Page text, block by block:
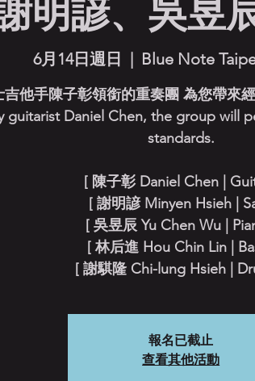
6月14日週日
  |
Blue Note
吉他手陳子彰領銜的重奏團 為您帶來
guitarist Daniel Chen, the group will
standards.
[ 陳子彰 Daniel Chen |
[ 謝明諺 Minyen Hsieh |
[ 吳昱辰 Yu Chen Wu |
[ 林后進 Hou Chin Lin |
[ 謝騏隆 Chi-lung Hsieh |
報名已截止
查看其他活動